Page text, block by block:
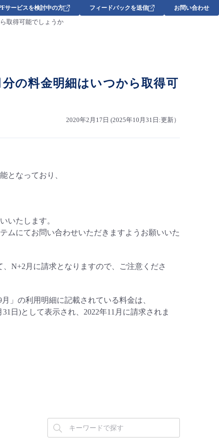
サービスを検討中の方 フィードバックを送信 お問い合わせ
取得可能でしょうか
の料金明細はいつから取得可
2020年2月17日 (2025年10月31日:更新）
となっており、
いたします。
ムにてお問い合わせいただきますようお願いいた
、N+2月に請求となりますので、ご注意くださ
」の利用明細に記載されている料金は、
日)として表示され、2022年11月に請求されま